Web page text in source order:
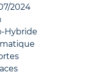
2024
Hybride